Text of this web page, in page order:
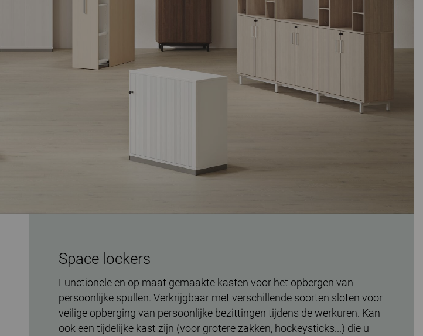
Space lockers
Functionele en op maat gemaakte kasten voor het opbergen van
persoonlijke spullen. Verkrijgbaar met verschillende soorten sloten voor
veilige opberging van persoonlijke bezittingen tijdens de werkuren. Kan
ook een tijdelijke kast zijn (voor grotere zakken, hockeysticks...) die u